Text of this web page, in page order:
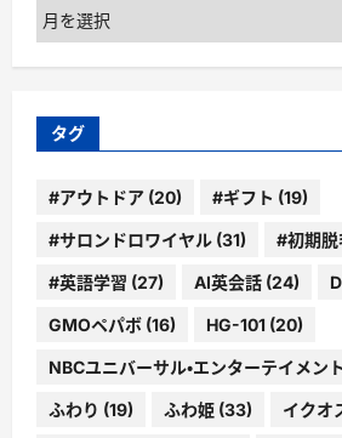
ア
ー
カ
ブ
タグ
#アウトドア (20) #ギフト (19)
#サロンドロワイヤル (31) #初期脱
#英語学習 (27) AI英会話 (24)
GMOペパボ (16) HG-101 (20)
NBCユニバーサル・エンターテイメン
ふわり (19) ふわ姫 (33) イクオ